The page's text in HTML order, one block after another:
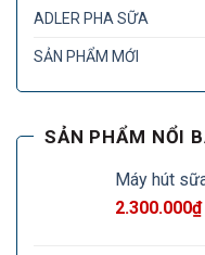
ADLER PHA SỮA
SẢN PHẨM MỚI
SẢN PHẨM NỔI
Máy hút
2.300.000₫